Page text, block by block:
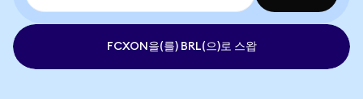
FCXON을(를) BRL(으)로 스왑